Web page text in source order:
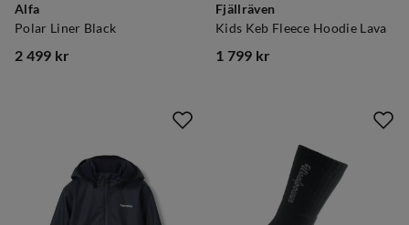
Alfa
Polar Liner Black
2 499 kr
Fjällräven
Kids Keb Fleece Hoodie Lava
1 799 kr